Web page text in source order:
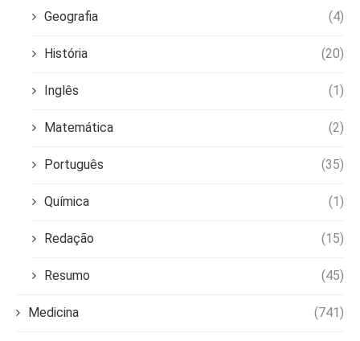
Geografia (4)
História (20)
Inglês (1)
Matemática (2)
Português (35)
Química (1)
Redação (15)
Resumo (45)
Medicina (741)